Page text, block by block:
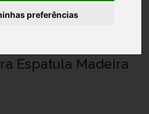
preferências
Espatula Madeira